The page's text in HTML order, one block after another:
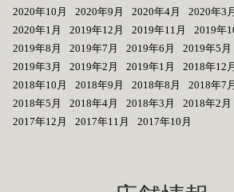
2020年10月
2020年9月 2020年4月 2020年3月
2020年1月
2019年12月 2019年11月 2019年
2019年8月
2019年7月 2019年6月 2019年5月
2019年3月
2019年2月 2019年1月 2018年12月
2018年10月
2018年9月 2018年8月 2018年7月
2018年5月
2018年4月 2018年3月 2018年2月
2017年12月
2017年11月 2017年10月